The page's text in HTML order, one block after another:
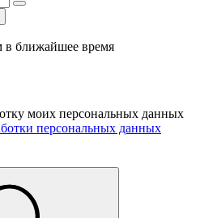
в ближайшее время
моих персональных данных
персональных данных